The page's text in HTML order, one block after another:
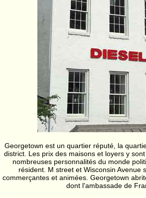
Georgetown est un quartier réputé, la
district. Les prix des maisons et loyers y
nombreuses personnalités du monde
résident. M street et Wisconsin Avenue
commerçantes et animées. Georgetown
dont l'ambassade de